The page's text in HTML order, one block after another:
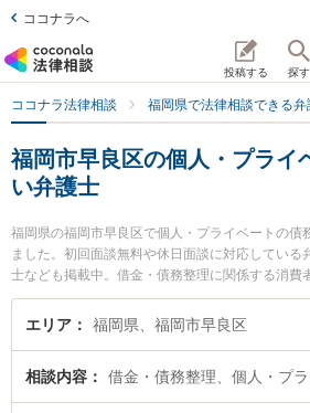
ココナラへ
投稿する 探す
ココナラ法律相談 福岡県で法律相談できる弁
福岡市早良区の個人・プライ
い弁護士
福岡県の福岡市早良区で個人・プライベートの債
ました。初回面談無料や休日面談に対応している
士なども掲載中。借金・債務整理に関係する消費
ト会社の債務整理、リボ払いの債務整理等の細か
き便利です。特に弁護士法人コイノニア（コイノ
『福岡市早良区で土日や夜間に発生した個人・プ
を今すぐに弁護士に相談したい』『個人・プライ
エリア 福岡県、福岡市早良区
相談内容 借金・債務整理、個人・プ